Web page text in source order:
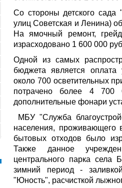
Со стороны детского сада
улиц Советская и Ленина)
На ямочный ремонт,
израсходовано 1 600 000
Одной из самых
бюджета является оплата
около 700 осветительных
потрачено более 4 700
дополнительные фонари
МБУ "Служба
населения, проживающего
бытовых отходов было
Также данное
центрального парка села
зимний период -
"Юность", расчисткой